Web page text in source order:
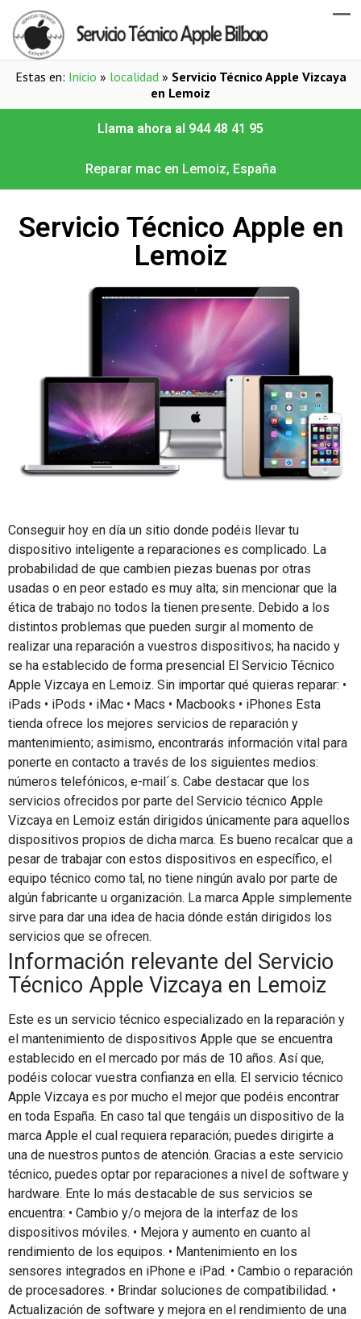
Estas en: Inicio » localidad» Servicio Técnico Apple Vizcaya
en Lemoiz
Llama ahora al 944 48 41 95
Reparar mac en Lemoiz, España
Servicio Técnico Apple en
Lemoiz
Conseguir hoy en día un sitio donde podéis llevar tu
dispositivo inteligente a reparaciones es complicado. La
probabilidad de que cambien piezas buenas por otras
usadas o en peor estado es muy alta; sin mencionar que la
ética de trabajo no todos la tienen presente. Debido a los
distintos problemas que pueden surgir al momento de
realizar una reparación a vuestros dispositivos; ha nacido y
se ha establecido de forma presencial El Servicio Técnico
Apple Vizcaya en Lemoiz. Sin importar qué quieras reparar: •
iPads • iPods • iMac • Macs • Macbooks • iPhones Esta
tienda ofrece los mejores servicios de reparación y
mantenimiento; asimismo, encontrarás información vital para
ponerte en contacto a través de los siguientes medios:
números telefónicos, e-mail´s. Cabe destacar que los
servicios ofrecidos por parte del Servicio técnico Apple
Vizcaya en Lemoiz están dirigidos únicamente para aquellos
dispositivos propios de dicha marca. Es bueno recalcar que a
pesar de trabajar con estos dispositivos en específico, el
equipo técnico como tal, no tiene ningún avalo por parte de
algún fabricante u organización. La marca Apple simplemente
sirve para dar una idea de hacia dónde están dirigidos los
servicios que se ofrecen.
Información relevante del Servicio
Técnico Apple Vizcaya en Lemoiz
Este es un servicio técnico especializado en la reparación y
el mantenimiento de dispositivos Apple que se encuentra
establecido en el mercado por más de 10 años. Así que,
podéis colocar vuestra confianza en ella. El servicio técnico
Apple Vizcaya es por mucho el mejor que podéis encontrar
en toda España. En caso tal que tengáis un dispositivo de la
marca Apple el cual requiera reparación; puedes dirigirte a
una de nuestros puntos de atención. Gracias a este servicio
técnico, puedes optar por reparaciones a nivel de software y
hardware. Ente lo más destacable de sus servicios se
encuentra: • Cambio y/o mejora de la interfaz de los
dispositivos móviles. • Mejora y aumento en cuanto al
rendimiento de los equipos. • Mantenimiento en los
sensores integrados en iPhone e iPad. • Cambio o reparación
de procesadores. • Brindar soluciones de compatibilidad. •
Actualización de software y mejora en el rendimiento de una